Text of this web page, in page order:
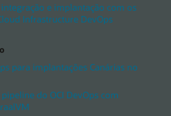
e implantação com os
Infrastructure DevOps
para implantações Canárias no
do OCI DevOps com